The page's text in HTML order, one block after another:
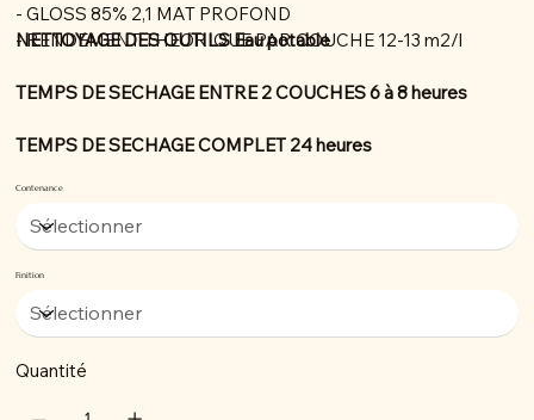
- GLOSS 85% 2,1 MAT PROFOND
- RENDEMENT THEORIQUE PAR COUCHE 12-13 m2/l
NETTOYAGE DES OUTILS Eau potable
TEMPS DE SECHAGE ENTRE 2 COUCHES 6 à 8 heures
TEMPS DE SECHAGE COMPLET 24 heures
Contenance
Finition
Quantité